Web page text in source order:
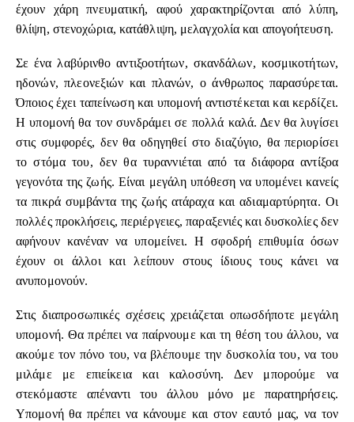
έχουν χάρη πνευματική, αφού χαρακτηρίζονται από λύπη,
θλίψη, στενοχώρια, κατάθλιψη, μελαγχολία και απογοήτευση.
Σε ένα λαβύρινθο αντιξοοτήτων, σκανδάλων, κοσμικοτήτων,
ηδονών, πλεονεξιών και πλανών, ο άνθρωπος παρασύρεται.
Όποιος έχει ταπείνωση και υπομονή αντιστέκεται και κερδίζει.
Η υπομονή θα τον συνδράμει σε πολλά καλά. Δεν θα λυγίσει
στις συμφορές, δεν θα οδηγηθεί στο διαζύγιο, θα περιορίσει
το στόμα του, δεν θα τυραννιέται από τα διάφορα αντίξοα
γεγονότα της ζωής. Είναι μεγάλη υπόθεση να υπομένει κανείς
τα πικρά συμβάντα της ζωής ατάραχα και αδιαμαρτύρητα. Οι
πολλές προκλήσεις, περιέργειες, παραξενιές και δυσκολίες δεν
αφήνουν κανέναν να υπομείνει. Η σφοδρή επιθυμία όσων
έχουν οι άλλοι και λείπουν στους ίδιους τους κάνει να
ανυπομονούν.
Στις διαπροσωπικές σχέσεις χρειάζεται οπωσδήποτε μεγάλη
υπομονή. Θα πρέπει να παίρνουμε και τη θέση του άλλου, να
ακούμε τον πόνο του, να βλέπουμε την δυσκολία του, να του
μιλάμε με επιείκεια και καλοσύνη. Δεν μπορούμε να
στεκόμαστε απέναντι του άλλου μόνο με παρατηρήσεις.
Υπομονή θα πρέπει να κάνουμε και στον εαυτό μας, να τον